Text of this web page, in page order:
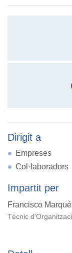
Dirigit a
Empreses
Col·laboradors
Impartit per
Francisco
Tècnic